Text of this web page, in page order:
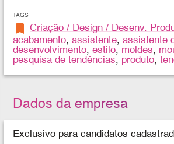
TAGS
bookmark Criação / Design / Desenv.
acabamento,assistente,assistente
desenvolvimento,estilo, moldes,
pesquisa de tendências, produto,
Dados da empresa
Exclusivo para candidatos